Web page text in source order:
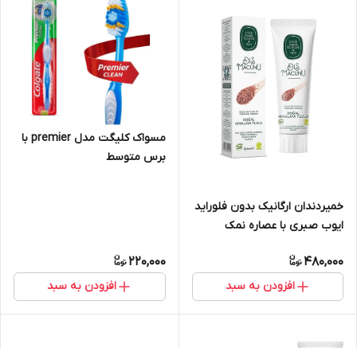
خمیردندان ارگانیک بدون فلوراید
ایوب صبری با عصاره نمک
480,000
افزودن به سبد
مسواک کلیگت مدل premier با
برس متوسط
220,000
افزودن به سبد